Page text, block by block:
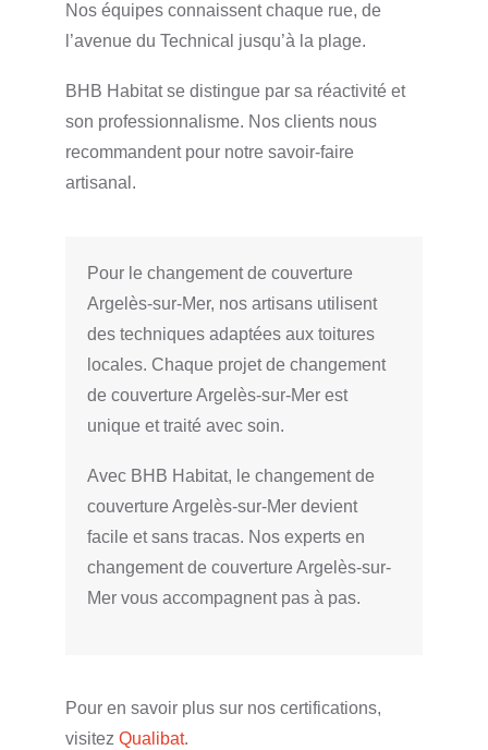
Nos équipes connaissent chaque rue, de
l’avenue du Technical jusqu’à la plage.
BHB Habitat se distingue par sa réactivité et
son professionnalisme. Nos clients nous
recommandent pour notre savoir-faire
artisanal.
Pour le changement de couverture
Argelès-sur-Mer, nos artisans utilisent
des techniques adaptées aux toitures
locales. Chaque projet de changement
de couverture Argelès-sur-Mer est
unique et traité avec soin.
Avec BHB Habitat, le changement de
couverture Argelès-sur-Mer devient
facile et sans tracas. Nos experts en
changement de couverture Argelès-sur-
Mer vous accompagnent pas à pas.
Pour en savoir plus sur nos certifications,
visitez Qualibat.